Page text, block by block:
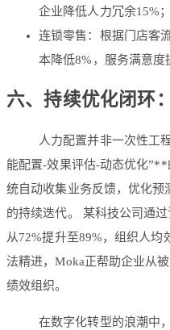
企业降低人力冗余15%；
连锁零售：根据门店客
本降低8%，服务满意度
六、持续优化闭环
人力配置并非一次性工
能配置-效果评估-动态优化
统自动收集业务反馈，优化
的持续迭代。 某科技公司通
从72%提升至89%，组织人
法精进，Moka正帮助企业从
绩效组织。
在数字化转型的浪潮中